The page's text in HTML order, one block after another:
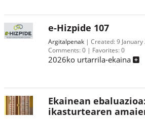
e-Hizpide 107
Argitalpenak Created:9 January
Comments:0 Favorites:0
2026ko urtarrila-ekaina
Ekainean
ikasturtearen